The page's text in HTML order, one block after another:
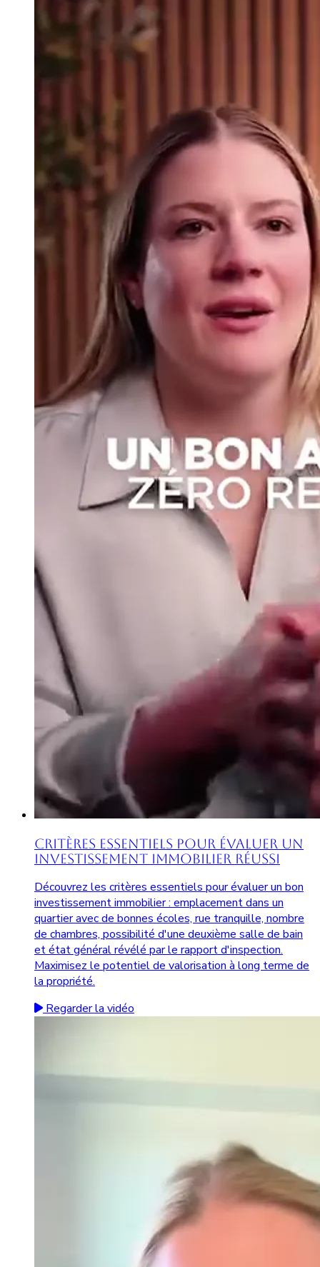
Critères Essentiels pour Évaluer un
Investissement Immobilier Réussi
Découvrez les critères essentiels pour évaluer un bon
investissement immobilier : emplacement dans un
quartier avec de bonnes écoles, rue tranquille, nombre
de chambres, possibilité d'une deuxième salle de bain
et état général révélé par le rapport d'inspection.
Maximisez le potentiel de valorisation à long terme de
la propriété.
Regarder la vidéo